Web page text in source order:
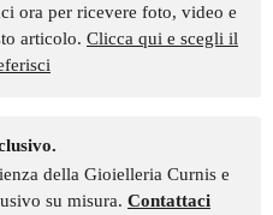
ora per ricevere foto, video e
articolo. Clicca qui e scegli il
della Gioielleria Curnis e
su misura. Contattaci